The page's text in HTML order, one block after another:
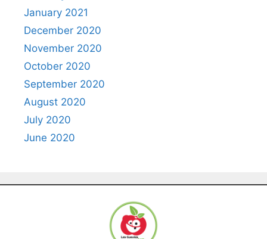
January 2021
December 2020
November 2020
October 2020
September 2020
August 2020
July 2020
June 2020